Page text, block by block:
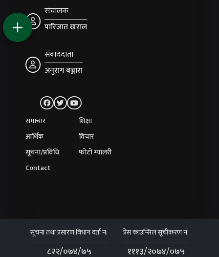
संचालक
पारिजात खराल
संवाददाता
अनुराग बञ्जारा
समाचार
शिक्षा
आर्थिक
विचार
सूचना/प्रविधि
फोटो ग्यालरी
Contact
सूचना तथा प्रसारण विभाग दर्ता नं:
८२२/०७४/७५
प्रेस काउन्सिल सूचीकरण नं:
१११३/२०७४/०७५